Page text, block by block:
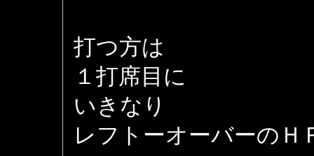
打つ方は
１打席目に
いきなり
レフトーオーバーのＨ